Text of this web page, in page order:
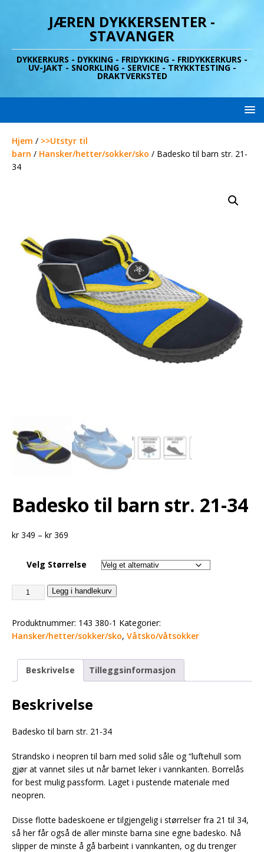
JÆREN DYKKERSENTER -
STAVANGER
DYKKERKURS - DYKKING - FRIDYKKING - FRIDYKKERKURS -
UV-JAKT - SNORKLING - SERVICE - TRYKKTESTING -
DRAKTVERKSTED
Hjem / >>Utstyr til
barn / Hansker/hetter/sokker/sko / Badesko til barn str. 21-
34
Badesko til barn str. 21-34
kr349 – kr369
Velg Størrelse
Legg i handlekurv
Produktnummer: 143 380-1 Kategorier:
Hansker/hetter/sokker/sko, Våtsko/våtsokker
Beskrivelse Tilleggsinformasjon
Beskrivelse
Badesko til barn str. 21-34
Strandsko i neopren til barn med solid såle og “luftehull som
gjør at vannet siles ut når barnet leker i vannkanten. Borrelås
for best mulig passform. Laget i pustende materiale med
neopren.
Disse flotte badeskoene er tilgjengelig i størrelser fra 21 til 34,
så her får også de aller minste barna sine egne badesko. Nå
slipper de minste å gå barbeint i vannkanten, og du trenger